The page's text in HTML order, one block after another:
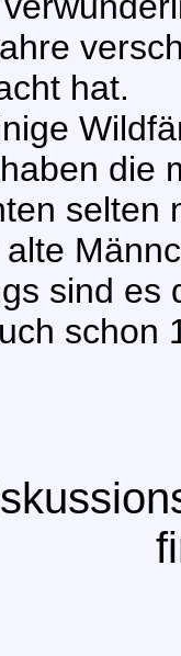
hat.
die
selten
sind es
schon